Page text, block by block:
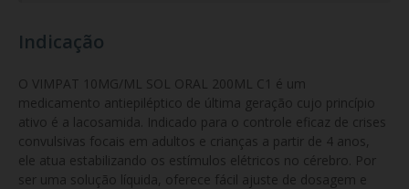
Indicação
O VIMPAT 10MG/ML SOL ORAL 200ML C1 é um
medicamento antiepiléptico de última geração cujo princípio
ativo é a lacosamida. Indicado para o controle eficaz de crises
convulsivas focais em adultos e crianças a partir de 4 anos,
ele atua estabilizando os estímulos elétricos no cérebro. Por
ser uma solução líquida, oferece fácil ajuste de dosagem e